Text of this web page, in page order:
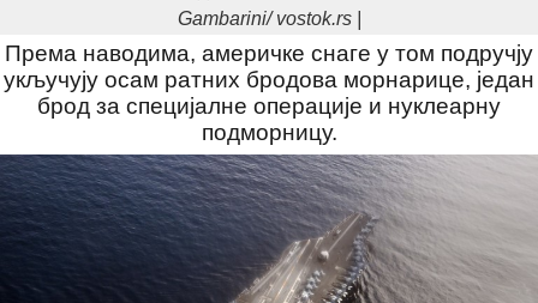
Gambarini/ vostok.rs |
Према наводима, америчке снаге у том подручју
укључују осам ратних бродова морнарице, један
брод за специјалне операције и нуклеарну
подморницу.